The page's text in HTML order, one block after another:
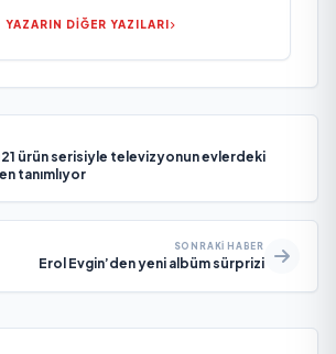
YAZARIN DİĞER YAZILARI
ürün serisiyle televizyonun evlerdeki
tanımlıyor
SONRAKI HABER
Erol Evgin’den yeni albüm sürprizi